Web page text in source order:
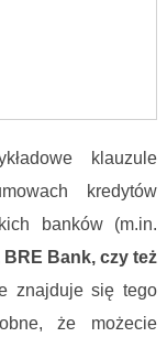
klauzule
kredytów
banków (m.in.
Bank, czy też
znajduje się tego
że możecie